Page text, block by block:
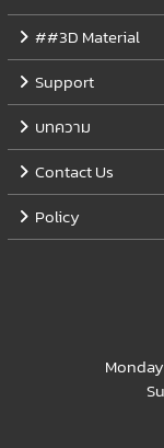
##3D Material
Support
บทความ
Contact Us
Policy